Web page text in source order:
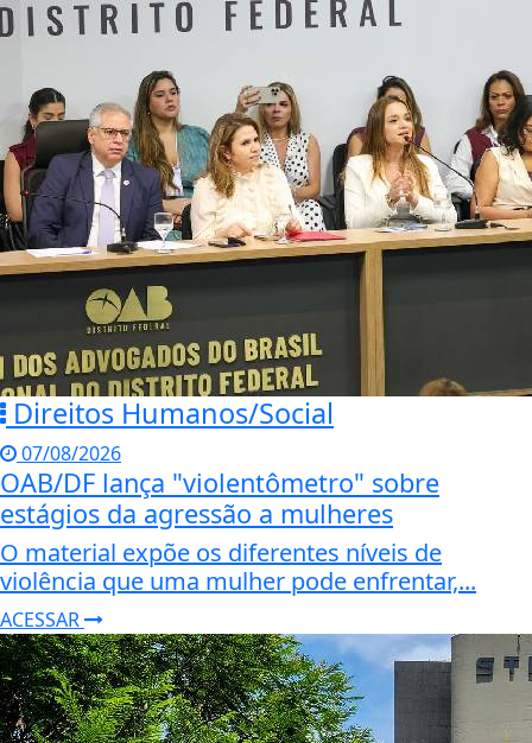
Direitos Humanos/Social
07/08/2026
OAB/DF lança "violentômetro" sobre
estágios da agressão a mulheres
O material expõe os diferentes níveis de
violência que uma mulher pode enfrentar,...
ACESSAR